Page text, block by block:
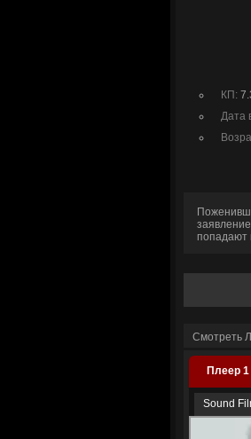
КП:
Дата
попадают
Смотреть
Плеер 1
Sound